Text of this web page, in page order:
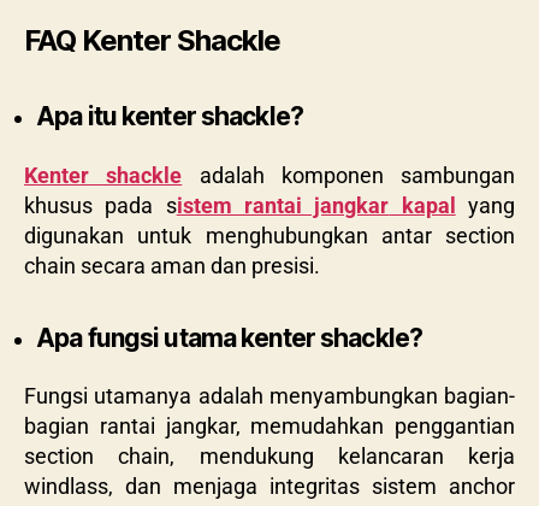
FAQ Kenter Shackle
Apa itu kenter shackle?
Kenter shackle adalah komponen sambungan
khusus pada sistem rantai jangkar kapal yang
digunakan untuk menghubungkan antar section
chain secara aman dan presisi.
Apa fungsi utama kenter shackle?
Fungsi utamanya adalah menyambungkan bagian-
bagian rantai jangkar, memudahkan penggantian
section chain, mendukung kelancaran kerja
windlass, dan menjaga integritas sistem anchor